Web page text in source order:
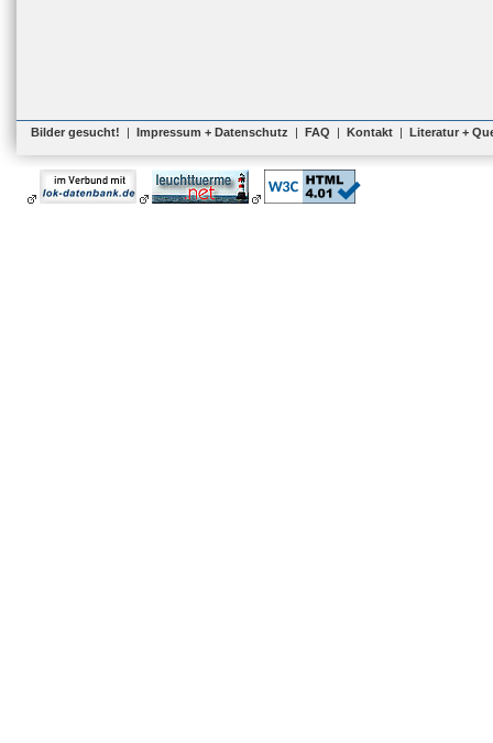
Bilder gesucht! | Impressum + Datenschutz | FAQ | Kontakt | Literatur +